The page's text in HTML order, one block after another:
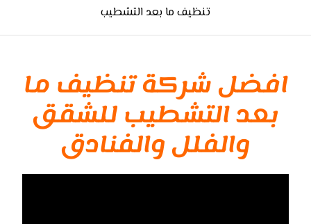
تنظيف ما بعد التشطيب
افضل شركة تنظيف ما
بعد التشطيب للشقق
والفلل والفنادق